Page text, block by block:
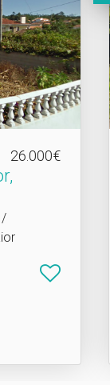
26.000€
/